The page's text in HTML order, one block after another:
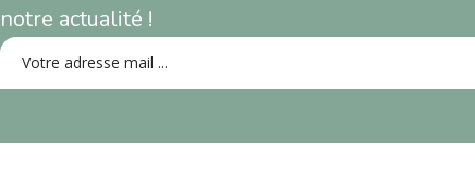
notre actualité !